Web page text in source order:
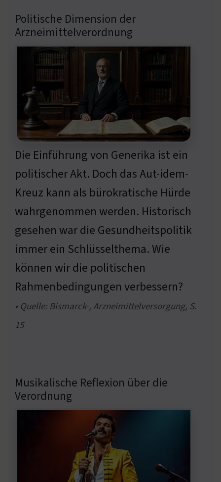
Politische Dimension der
Arzneimittelverordnung
Die Einführung von Generika ist ein
politischer Akt. Doch das Aut-idem-
Kreuz kann als bürokratische Hürde
wahrgenommen werden. Historisch
gesehen war die Gesundheitspolitik
immer ein Schlüsselthema. Wie
können wir die politischen
Rahmenbedingungen verbessern?
• Quelle: Bismarck-, Arzneimittelversorgung, S.
15
Musikalische Reflexion über die
Verordnung